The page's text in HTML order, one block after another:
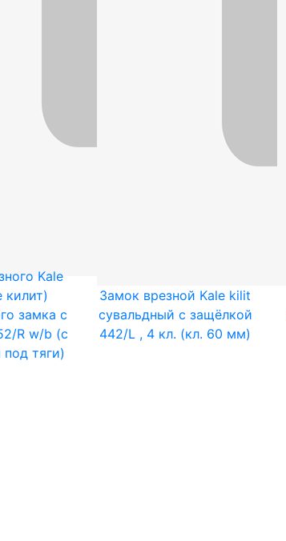
Kale
килит)
замка с
R w/b (с
тяги)
Замок врезной Kale kilit
сувальдный с защёлкой
442/L , 4 кл. (кл. 60 мм)